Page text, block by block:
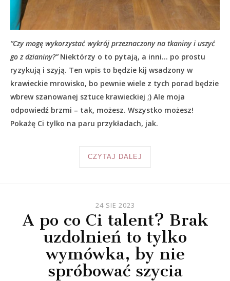
“Czy mogę wykorzystać wykrój przeznaczony na tkaniny i uszyć
go z dzianiny?”Niektórzy o to pytają, a inni… po prostu
ryzykują i szyją. Ten wpis to będzie kij wsadzony w
krawieckie mrowisko, bo pewnie wiele z tych porad będzie
wbrew szanowanej sztuce krawieckiej ;) Ale moja
odpowiedź brzmi – tak, możesz. Wszystko możesz!
Pokażę Ci tylko na paru przykładach, jak.
CZYTAJ DALEJ
24 SIE 2023
A po co Ci talent? Brak
uzdolnień to tylko
wymówka, by nie
spróbować szycia